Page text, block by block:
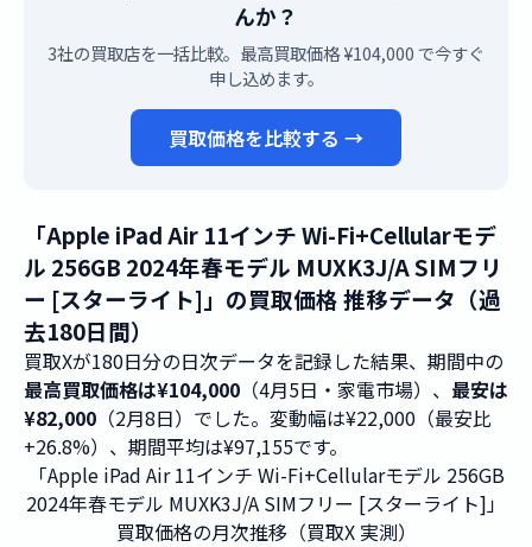
んか？
3社の買取店を一括比較。最高買取価格 ¥104,000 で今すぐ
申し込めます。
買取価格を比較する →
「Apple iPad Air 11インチ Wi-Fi+Cellularモデ
ル 256GB 2024年春モデル MUXK3J/A SIMフリ
ー [スターライト]」の買取価格 推移データ（過
去180日間）
買取Xが180日分の日次データを記録した結果、期間中の
最高買取価格は¥104,000 （4月5日・家電市場）、 最安は
¥82,000 （2月8日）でした。変動幅は¥22,000（最安比
+26.8%）、期間平均は¥97,155です。
「Apple iPad Air 11インチ Wi-Fi+Cellularモデル 256GB
2024年春モデル MUXK3J/A SIMフリー [スターライト]」
買取価格の月次推移（買取X 実測）